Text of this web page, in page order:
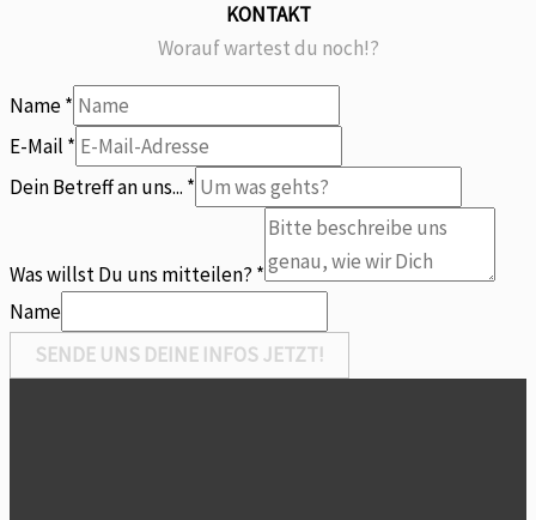
KONTAKT
Worauf wartest du noch!?
Name*
mitteilen?
Betreff
E-Mail *
Dein Betreff an uns... *
Was willst Du uns mitteilen? *
Name
SENDE UNS DEINE INFOS JETZT!